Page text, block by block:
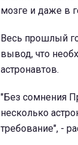
мозге и даже в
Весь прошлый
вывод, что
астронавтов.
"Без сомнения
несколько
требование", -